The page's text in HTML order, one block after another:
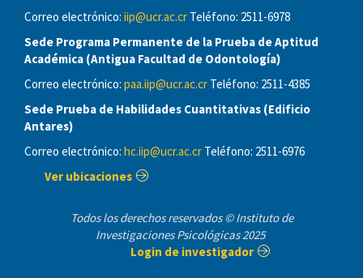
Correo electrónico: iip@ucr.ac.cr Teléfono: 2511-6978
Sede Programa Permanente de la Prueba de Aptitud
Académica (Antigua Facultad de Odontología)
Correo electrónico: paa.iip@ucr.ac.cr Teléfono: 2511-4385
Sede Prueba de Habilidades Cuantitativas (Edificio
Antares)
Correo electrónico: hc.iip@ucr.ac.cr Teléfono: 2511-6976
Ver ubicaciones
Todos los derechos reservados © Instituto de
Investigaciones Psicológicas 2025
Login de investigador